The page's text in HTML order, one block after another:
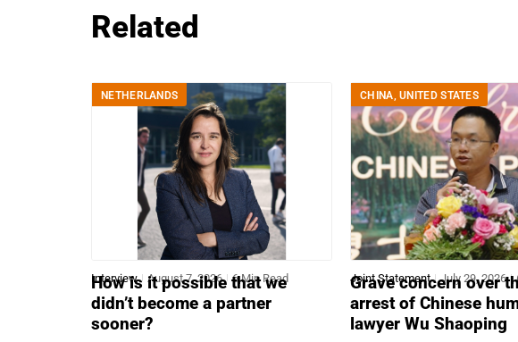
Related
NETHERLANDS
Interview August 7, 2026 6 Min Read
How is it possible that we
didn’t become a partner
sooner?
CHINA ,UNITED STATES
Joint Statement July 29, 2026
Grave concern over
arrest of Chinese
lawyer Wu Shaoping